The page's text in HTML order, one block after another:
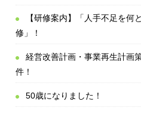
【研修案内】「人手不足を
修」！
経営改善計画・事業再生計画
件！
50歳になりました！